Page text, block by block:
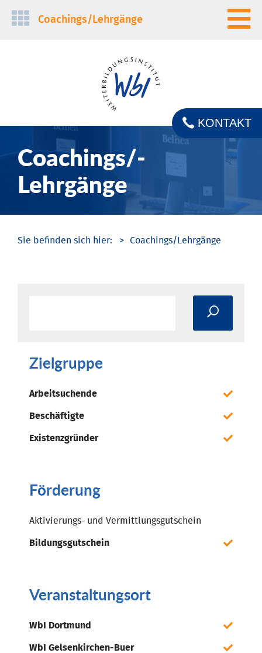
Navigation
Coachings/­Lehrgänge
Coachings/­
Lehrgänge
KONTAKT
Coachings/­Lehrgänge
Zielgruppe
Arbeitsuchende
Beschäftigte
Existenzgründer
Förderung
Aktivierungs- und Vermittlungsgutschein
Bildungsgutschein
Veranstaltungsort
WbI Dortmund
WbI Gelsenkirchen-Buer